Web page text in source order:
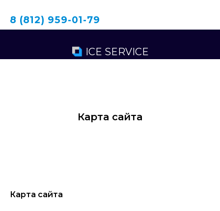
8 (812) 959-01-79
ICE SERVICE
Карта сайта
Карта сайта